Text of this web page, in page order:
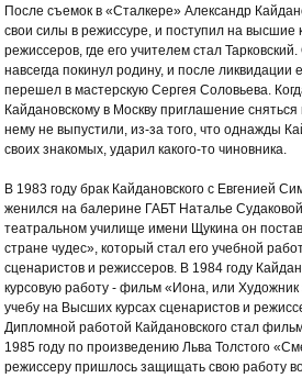
После съемок в «Сталкере» Александр
свои силы в режиссуре, и поступил на высшие
режиссеров, где его учителем стал
навсегда покинул родину, и после ликвидации
перешел в мастерскую Сергея Соловьева.
Кайдановскому в Москву приглашение сняться
нему не выпустили, из-за того, что однажды
своих знакомых, ударил какого-то чиновника.
В 1983 году брак Кайдановского с Евгенией
женился на балерине ГАБТ Наталье
театральном училище имени Щукина он
стране чудес», который стал его учебной
сценаристов и режиссеров. В 1984 году
курсовую работу - фильм «Иона, или
учебу на Высших курсах сценаристов и
Дипломной работой Кайдановского стал
1985 году по произведению Льва Толстого
режиссеру пришлось защищать свою работу